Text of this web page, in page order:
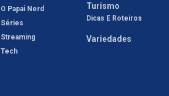
O Papai Nerd
Séries
Streaming
Tech
Turismo
Dicas E Roteiros
Variedades